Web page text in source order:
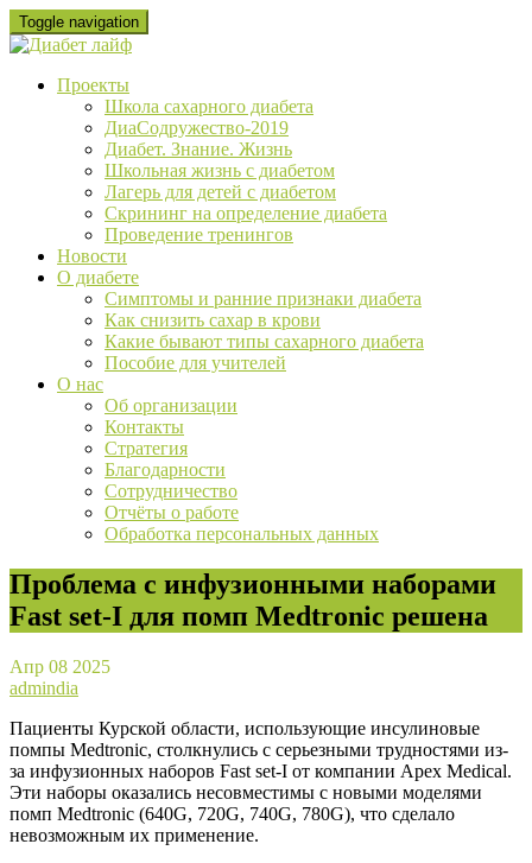
Skip
to
content
Toggle navigation
Проекты
Школа сахарного диабета
ДиаСодружество-2019
Диабет. Знание. Жизнь
Школьная жизнь с диабетом
Лагерь для детей с диабетом
Скрининг на определение диабета
Проведение тренингов
Новости
О диабете
Cимптомы и ранние признаки диабета
Как снизить сахар в крови
Какие бывают типы сахарного диабета
Пособие для учителей
О нас
Об организации
Контакты
Стратегия
Благодарности
Сотрудничество
Отчёты о работе
Обработка персональных данных
Проблема с инфузионными наборами
Fast set-I для помп Medtronic решена
Апр 08 2025
admindia
Пациенты Курской области, использующие инсулиновые
помпы Medtronic, столкнулись с серьезными трудностями из-
за инфузионных наборов Fast set-I от компании Apex Medical.
Эти наборы оказались несовместимы с новыми моделями
помп Medtronic (640G, 720G, 740G, 780G), что сделало
невозможным их применение.